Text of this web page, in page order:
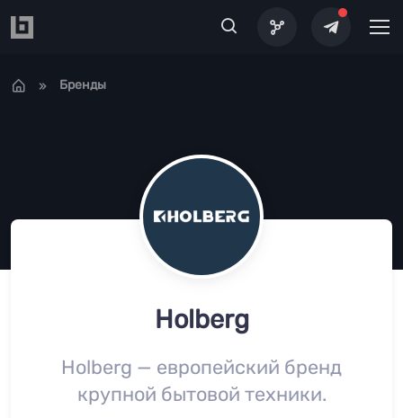
Бренды
Holberg
Holberg — европейский бренд
крупной бытовой техники.